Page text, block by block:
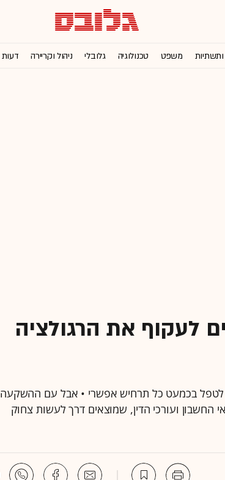
ותשתיות משפט טכנולוגיה גלובלי ניהול וקריירה דעות
לעקוף את הרגולציה
לטפל בכמעט כל תרחיש אפשרי • אבל עם ההשקעה
החשבון ועורכי הדין, שמוצאים דרך לעשות צחוק